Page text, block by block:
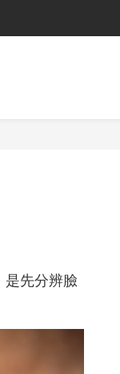
是先分辨臉